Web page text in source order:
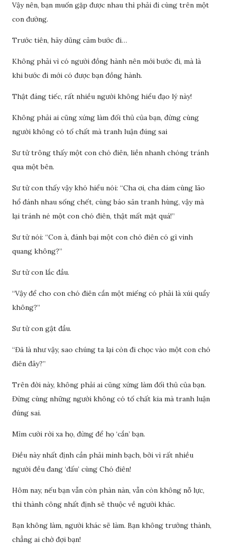
Vậy nên, bạn muốn gặp được nhau thì phải đi cùng trên một
con đường.
Trước tiên, hãy dũng cảm bước đi…
Không phải vì có người đồng hành nên mới bước đi, mà là
khi bước đi mới có được bạn đồng hành.
Thật đáng tiếc, rất nhiều người không hiểu đạo lý này!
Không phải ai cũng xứng làm đối thủ của bạn, đừng cùng
người không có tố chất mà tranh luận đúng sai
Sư tử trông thấy một con chó điên, liền nhanh chóng tránh
qua một bên.
Sư tử con thấy vậy khó hiểu nói: “Cha ơi, cha dám cùng lão
hổ đánh nhau sống chết, cùng báo săn tranh hùng, vậy mà
lại tránh né một con chó điên, thật mất mặt quá!”
Sư tử nói: “Con à, đánh bại một con chó điên có gì vinh
quang không?”
Sư tử con lắc đầu.
“Vậy để cho con chó điên cắn một miếng có phải là xúi quẩy
không?”
Sư tử con gật đầu.
“Đã là như vậy, sao chúng ta lại còn đi chọc vào một con chó
điên đây?”
Trên đời này, không phải ai cũng xứng làm đối thủ của bạn.
Đừng cùng những người không có tố chất kia mà tranh luận
đúng sai.
Mỉm cười rời xa họ, đừng để họ ‘cắn’ bạn.
Điều này nhất định cần phải minh bạch, bởi vì rất nhiều
người đều đang ‘đấu’ cùng Chó điên!
Hôm nay, nếu bạn vẫn còn phàn nàn, vẫn còn không nỗ lực,
thì thành công nhất định sẽ thuộc về người khác.
Bạn không làm, người khác sẽ làm. Bạn không trưởng thành,
chẳng ai chờ đợi bạn!